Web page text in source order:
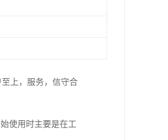
上，服务，信守合
使用时主要是在工